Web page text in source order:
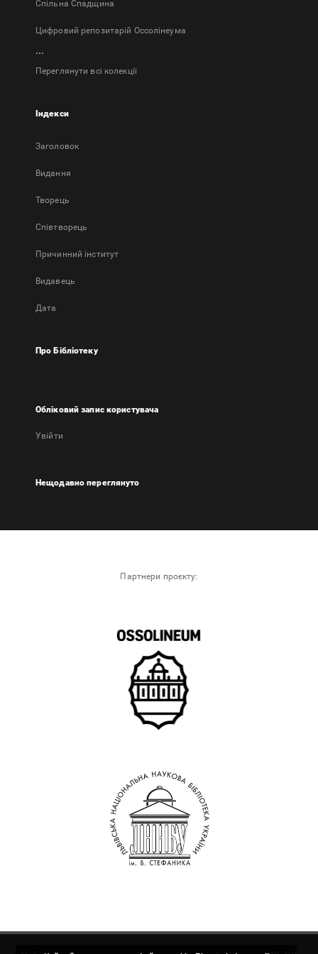
Спільна Спадщина
Цифровий репозитарій Оссолінеума
...
Переглянути всі колекції
Індекси
Заголовок
Bидання
Творець
Співтворець
Причинний інститут
Видавець
Дата
Про Бібліотеку
Обліковий запис користувача
Увійти
Нещодавно переглянуто
Партнери проєкту: